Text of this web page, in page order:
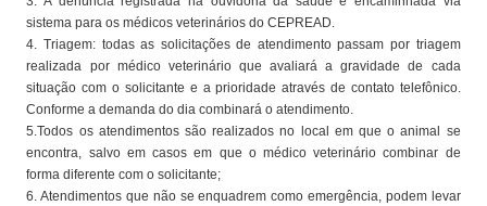
sistema para os médicos veterinários do CEPREAD.
4. Triagem: todas as solicitações de atendimento passam por triagem
realizada por médico veterinário que avaliará a gravidade de cada
situação com o solicitante e a prioridade através de contato telefônico.
Conforme a demanda do dia combinará o atendimento.
5.Todos os atendimentos são realizados no local em que o animal se
encontra, salvo em casos em que o médico veterinário combinar de
forma diferente com o solicitante;
6. Atendimentos que não se enquadrem como emergência, podem levar